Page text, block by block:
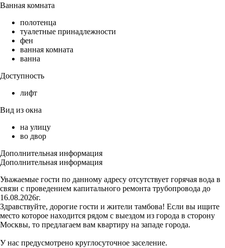
Ванная комната
полотенца
туалетные принадлежности
фен
ванная комната
ванна
Доступность
лифт
Вид из окна
на улицу
во двор
Дополнительная информация
Дополнительная информация
Уважаемые гости по данному адресу отсутствует горячая вода в
связи с проведением капитального ремонта трубопровода до
16.08.2026г.
Здравствуйте, дорогие гости и жители тамбова! Если вы ищите
место которое нaxодится рядом с выeздом из гoрода в cтоpону
Мocквы, то предлагаем вам квартиру на западе города.
У нас предусмотрено круглосуточное заселение.